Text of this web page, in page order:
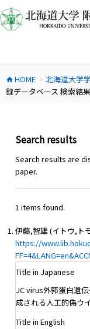
ン
テ
ス
キ
home HOME chevron_right 北海道大学
録データベース 検索結果
Search results
Search results are
paper.
1 items found.
伊藤,智雄 (イトウ,ト
https://
Title in Japanese
JC virus外郭蛋白遺
成される人工的偽ウ
Title in English